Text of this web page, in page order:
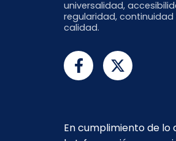
universalidad,
regularidad, continuidad
calidad.
En cumplimiento de lo